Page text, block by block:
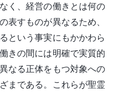
く、経営の働きとは何の
表すものが異なるため、
という事実にもかかわら
きの間には明確で実質的
なる正体をもつ対象への
まである。これらが聖霊